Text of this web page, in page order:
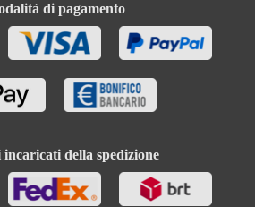
di pagamento
della spedizione